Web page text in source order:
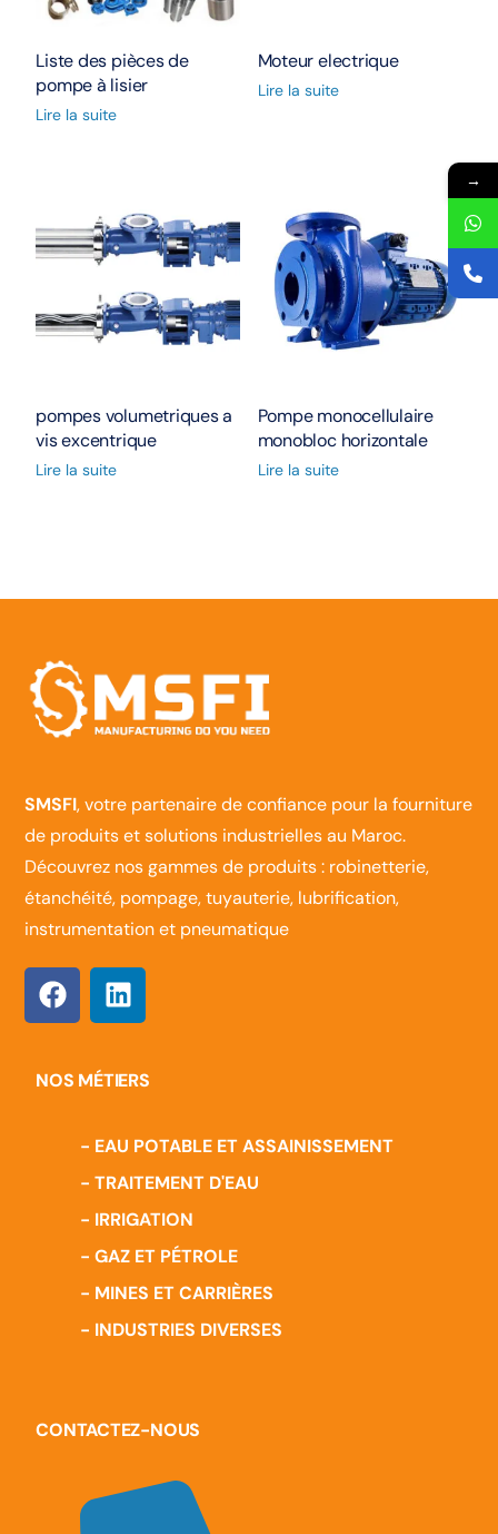
Liste des pièces de
pompe à lisier
Lire la suite
Moteur electrique
Lire la suite
pompes volumetriques a
vis excentrique
Lire la suite
Pompe monocellulaire
monobloc horizontale
Lire la suite
SMSFI, votre partenaire de confiance pour la fourniture
de produits et solutions industrielles au Maroc.
Découvrez nos gammes de produits : robinetterie,
étanchéité, pompage, tuyauterie, lubrification,
instrumentation et pneumatique
NOS MÉTIERS
- EAU POTABLE ET ASSAINISSEMENT
- TRAITEMENT D'EAU
- IRRIGATION
- GAZ ET PÉTROLE
- MINES ET CARRIÈRES
- INDUSTRIES DIVERSES
CONTACTEZ-NOUS
→